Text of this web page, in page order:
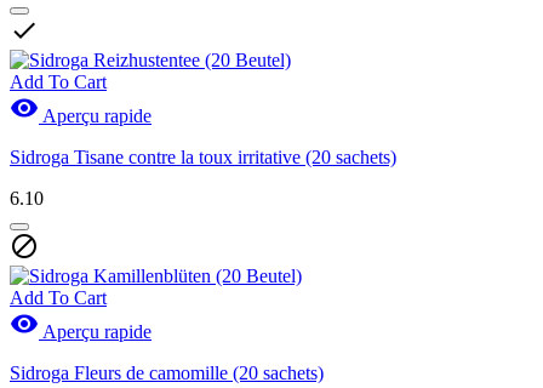

Add To Cart
 Aperçu rapide
Sidroga Tisane contre la toux irritative (20 sachets)
6.10

Add To Cart
 Aperçu rapide
Sidroga Fleurs de camomille (20 sachets)